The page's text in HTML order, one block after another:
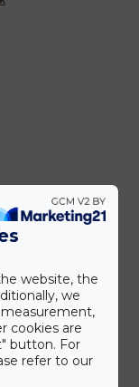
website, the
we
cookies are
button. For
refer to our